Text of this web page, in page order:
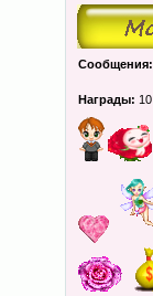
Сообщения:
Награды: 10